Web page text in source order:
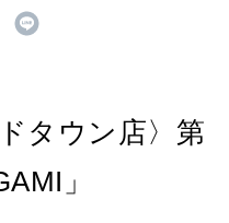
て？
遊ぶ、夏のご褒美旅。」
タウン店〉第
」